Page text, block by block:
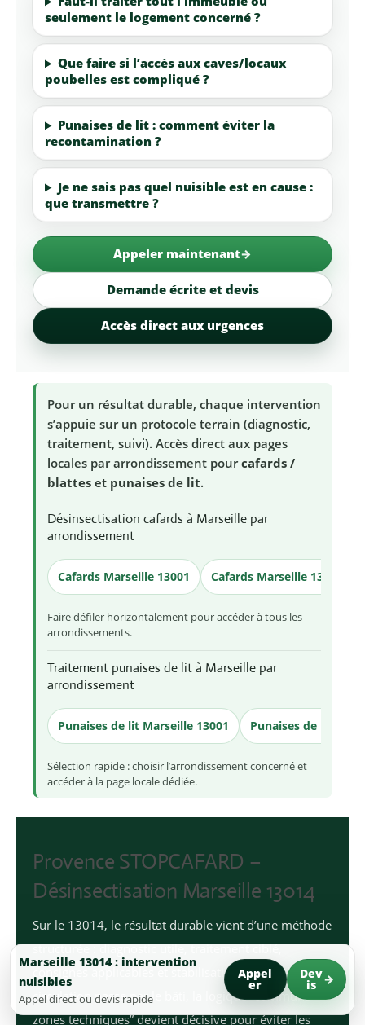
seulement le logement concerné ?
Que faire si l’accès aux caves/locaux
poubelles est compliqué ?
Punaises de lit : comment éviter la
recontamination ?
Je ne sais pas quel nuisible est en cause :
que transmettre ?
Appeler maintenant
Demande écrite et devis
Accès direct aux urgences
Pour un résultat durable, chaque intervention
s’appuie sur un protocole terrain (diagnostic,
traitement, suivi). Accès direct aux pages
locales par arrondissement pourcafards /
blattes et punaises de lit.
Désinsectisation cafards à Marseille par
arrondissement
Cafards Marseille 13001 Cafards Marseille 13002
Faire défiler horizontalement pour accéder à tous les
arrondissements.
Traitement punaises de lit à Marseille par
arrondissement
Punaises de lit Marseille 13001 Punaises de lit
Sélection rapide : choisir l’arrondissement concerné et
accéder à la page locale dédiée.
Provence STOPCAFARD –
Désinsectisation Marseille 13014
Sur le 13014, le résultat durable vient d’une méthode
structurée : diagnostic utile, traitement ciblé,
consignes applicables et stabilisation. Quand la
circulation passe par le bâti, la logique “communs +
zones techniques” devient décisive pour éviter les
Marseille 13014 : intervention
nuisibles
Appel direct ou devis rapide
Appel
er
Dev
is